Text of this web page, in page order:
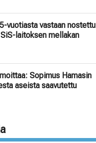
vuotiasta vastaan nostettu
laitoksen mellakan
Sopimus Hamasin
aseista saavutettu